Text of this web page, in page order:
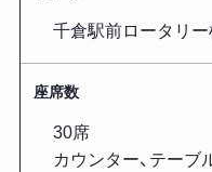
千倉駅前ロータリ
座席数
30席
カウンター、テーブ